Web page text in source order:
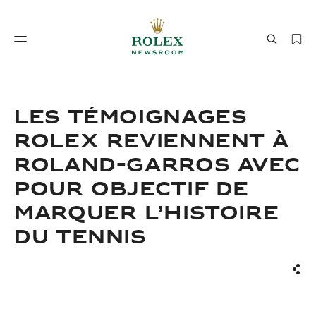
Savoir‑faire
LES TÉMOIGNAGES
ROLEX REVIENNENT À
ROLAND-GARROS AVEC
POUR OBJECTIF DE
MARQUER L’HISTOIRE
DU TENNIS